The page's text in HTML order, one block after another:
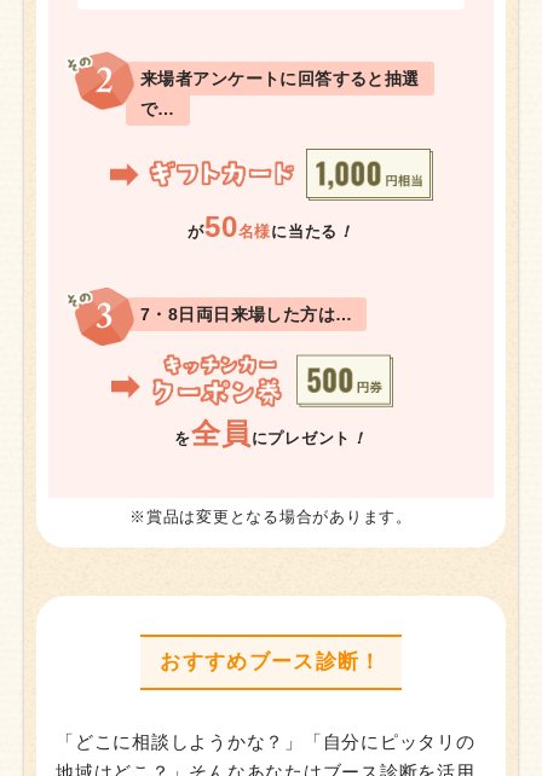
来場者アンケートに回答すると抽選
で…
が50名様に当たる ！
7・8日両日来場した方は…
を全員 にプレゼント ！
※賞品は変更となる場合があります。
おすすめブース診断！
「どこに相談しようかな？」「自分にピッタリの
地域はどこ？」そんなあなたはブース診断を活用